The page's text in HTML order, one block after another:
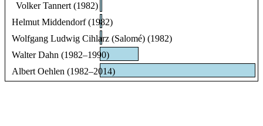
Volker Tannert (1982)
Helmut Middendorf (1982)
Wolfgang Ludwig Cihlarz (Salomé) (1982)
Walter Dahn (1982–1990)
Albert Oehlen (1982–2014)